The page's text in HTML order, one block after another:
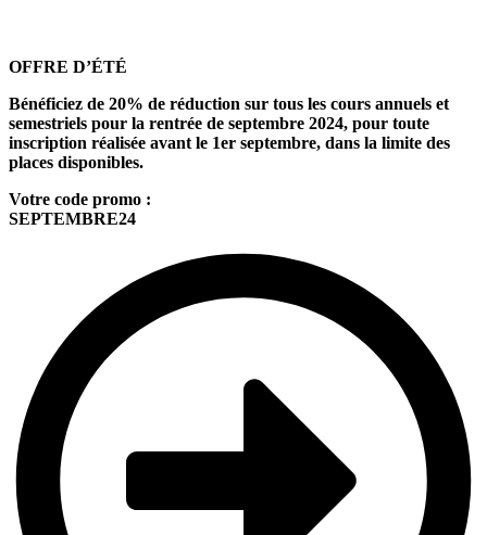
OFFRE D’ÉTÉ
Bénéficiez de 20% de réduction sur tous les cours annuels et
semestriels pour la rentrée de septembre 2024, pour toute
inscription réalisée avant le 1er septembre, dans la limite des
places disponibles.
Votre code promo :
SEPTEMBRE24